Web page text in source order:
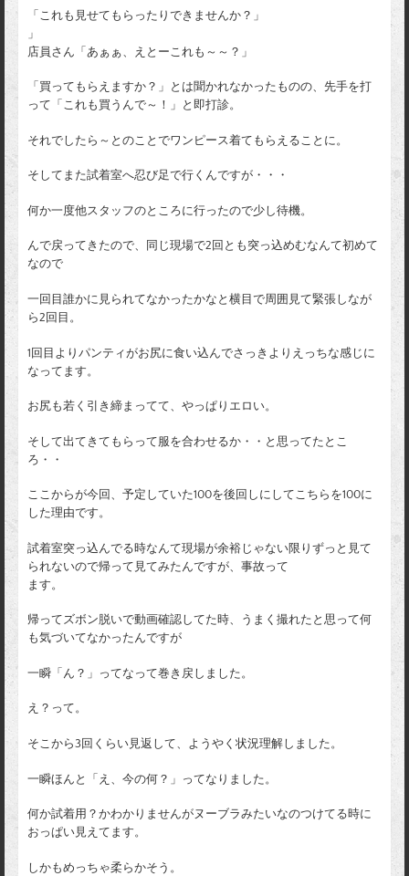
「これも見せてもらったりできませんか？」
」
店員さん「あぁぁ、えとーこれも～～？」
「買ってもらえますか？」とは聞かれなかったものの、先手を打
って「これも買うんで～！」と即打診。
それでしたら～とのことでワンピース着てもらえることに。
そしてまた試着室へ忍び足で行くんですが・・・
何か一度他スタッフのところに行ったので少し待機。
んで戻ってきたので、同じ現場で2回とも突っ込めむなんて初めて
なので
一回目誰かに見られてなかったかなと横目で周囲見て緊張しなが
ら2回目。
1回目よりパンティがお尻に食い込んでさっきよりえっちな感じに
なってます。
お尻も若く引き締まってて、やっぱりエロい。
そして出てきてもらって服を合わせるか・・と思ってたとこ
ろ・・
ここからが今回、予定していた100を後回しにしてこちらを100に
した理由です。
試着室突っ込んでる時なんて現場が余裕じゃない限りずっと見て
られないので帰って見てみたんですが、事故って
ます。
帰ってズボン脱いで動画確認してた時、うまく撮れたと思って何
も気づいてなかったんですが
一瞬「ん？」ってなって巻き戻しました。
え？って。
そこから3回くらい見返して、ようやく状況理解しました。
一瞬ほんと「え、今の何？」ってなりました。
何か試着用？かわかりませんがヌーブラみたいなのつけてる時に
おっぱい見えてます。
しかもめっちゃ柔らかそう。